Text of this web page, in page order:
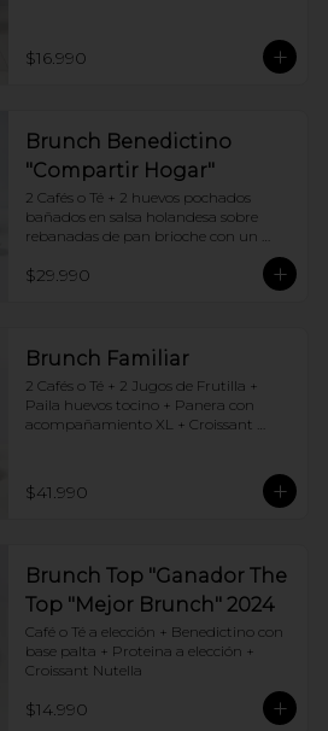
$16.990
Brunch Benedictino
"Compartir Hogar"
2 Cafés o Té + 2 huevos pochados
bañados en salsa holandesa sobre
rebanadas de pan brioche con un
ingrediente de tu elección + Tostadas
francesas + Croissant de tu elección
$29.990
Brunch Familiar
2 Cafés o Té + 2 Jugos de Frutilla +
Paila huevos tocino + Panera con
acompañamiento XL + Croissant
$41.990
Brunch Top "Ganador The
Top "Mejor Brunch" 2024
Café o Té a elección + Benedictino con
base palta + Proteina a elección +
Croissant Nutella
$14.990